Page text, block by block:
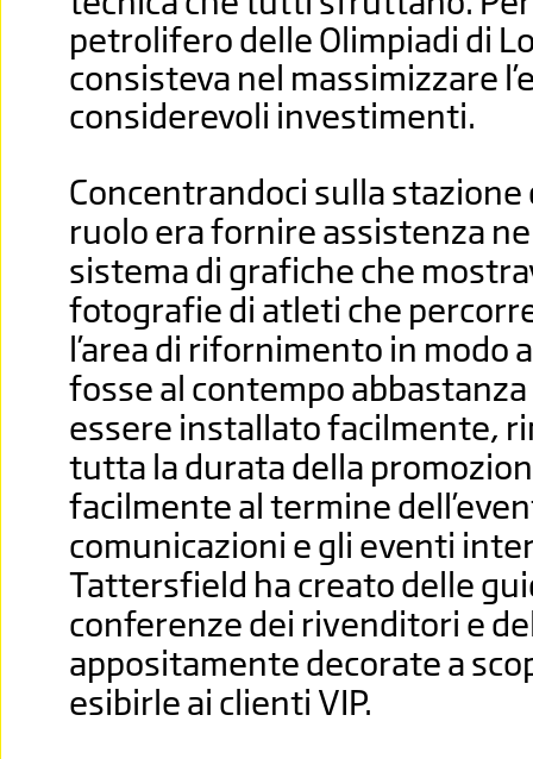
petrolifero delle Olimpiadi di
consisteva nel massimizzare
considerevoli investimenti.
Concentrandoci sulla
ruolo era fornire assistenza
sistema di grafiche che
fotografie di atleti che
l’area di rifornimento in modo
fosse al contempo
essere installato facilmente,
tutta la durata della
facilmente al termine
comunicazioni e gli eventi
Tattersfield ha creato delle
conferenze dei rivenditori e
appositamente decorate a
esibirle ai clienti VIP.